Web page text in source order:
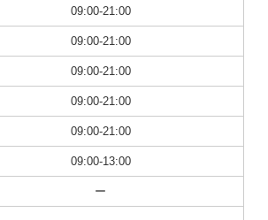
09:00-21:00
09:00-21:00
09:00-21:00
09:00-21:00
09:00-21:00
09:00-13:00
ー